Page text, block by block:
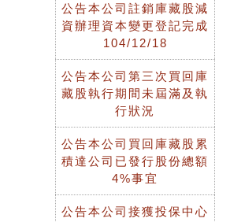
公告本公司註銷庫藏股減
資辦理資本變更登記完成
104/12/18
公告本公司第三次買回庫
藏股執行期間未屆滿及執
行狀況
公告本公司買回庫藏股累
積達公司已發行股份總額
4%事宜
公告本公司接獲投保中心